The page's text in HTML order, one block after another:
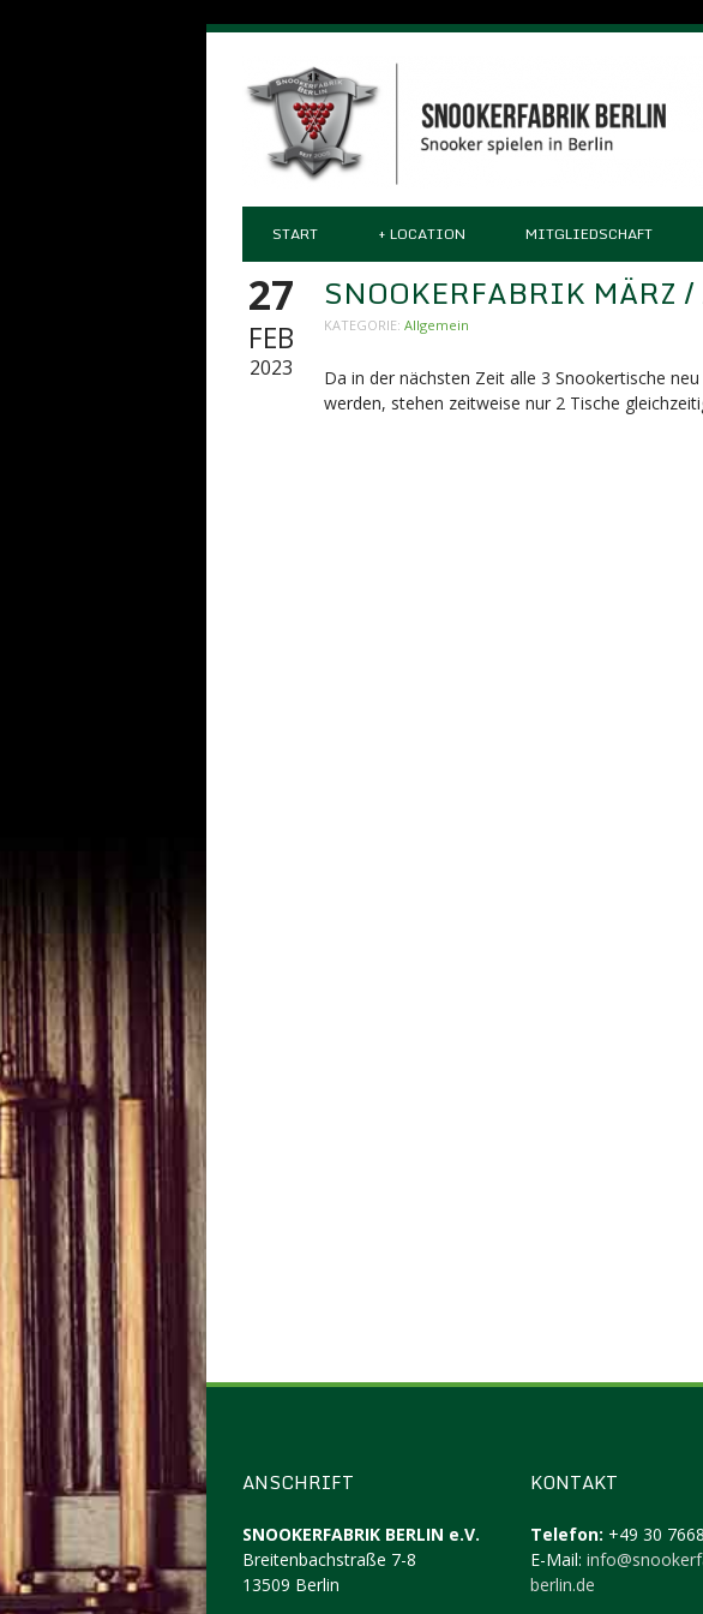
START LOCATION
+ MITGLIEDSCHAFT
27
FEB
2023
SNOOKERFABRIK MÄRZ
KATEGORIE: Allgemein
Da in der nächsten Zeit alle 3 Snookertische
werden, stehen zeitweise nur 2 Tische
ANSCHRIFT
SNOOKERFABRIK BERLIN e.V.
Breitenbachstraße 7-8
13509 Berlin
KONTAKT
Telefon: +49 30
E-Mail:
berlin.de